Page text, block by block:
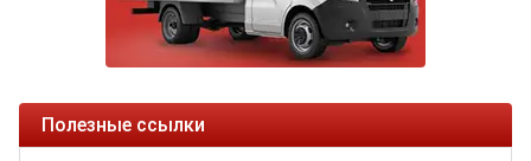
Полезные ссылки